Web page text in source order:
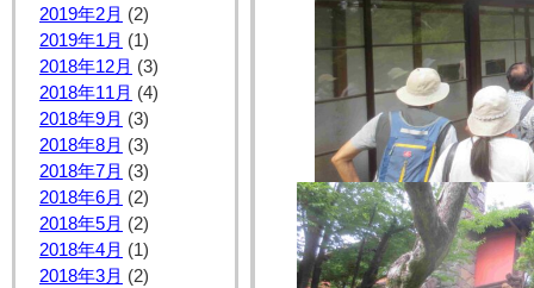
2019年2月 (2)
2019年1月 (1)
2018年12月 (3)
2018年11月 (4)
2018年9月 (3)
2018年8月 (3)
2018年7月 (3)
2018年6月 (2)
2018年5月 (2)
2018年4月 (1)
2018年3月 (2)